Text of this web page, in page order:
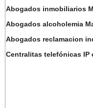
Abogados inmobiliarios
Abogados alcoholemia
Abogados reclamacion
Centralitas telefónicas IP